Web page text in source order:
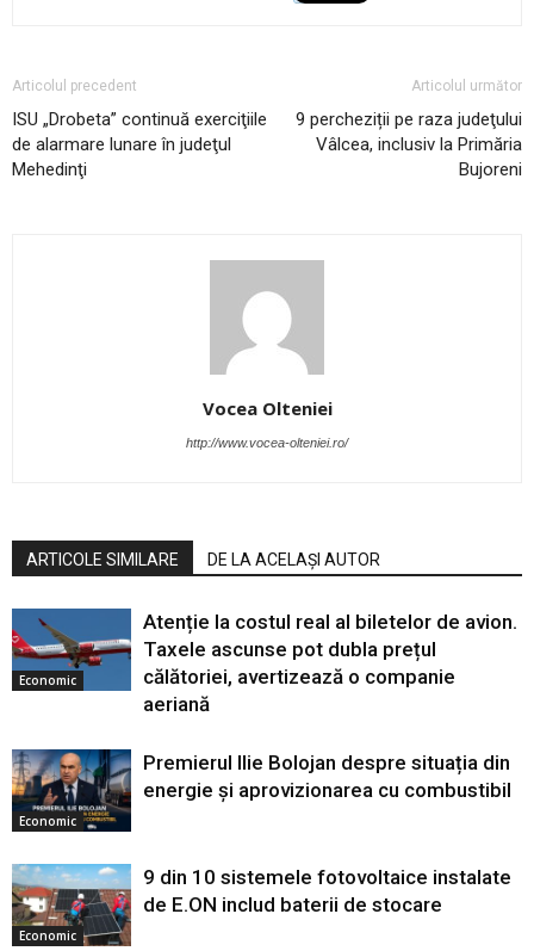
Articolul precedent
ISU „Drobeta” continuă exerciţiile
de alarmare lunare în judeţul
Mehedinţi
Articolul următor
9 percheziții pe raza judeţului
Vâlcea, inclusiv la Primăria
Bujoreni
Vocea Olteniei
http://www.vocea-olteniei.ro/
ARTICOLE SIMILARE DE LA ACELAȘI AUTOR
Economic
Atenție la costul real al biletelor de avion.
Taxele ascunse pot dubla prețul
călătoriei, avertizează o companie
aeriană
Economic
Premierul Ilie Bolojan despre situația din
energie și aprovizionarea cu combustibil
Economic
9 din 10 sistemele fotovoltaice instalate
de E.ON includ baterii de stocare